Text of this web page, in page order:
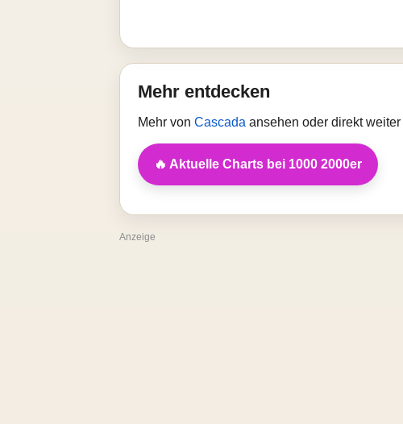
Mehr entdecken
Mehr von Cascada ansehen oder direkt weiter
🔥 Aktuelle Charts bei 1000 2000er
Anzeige